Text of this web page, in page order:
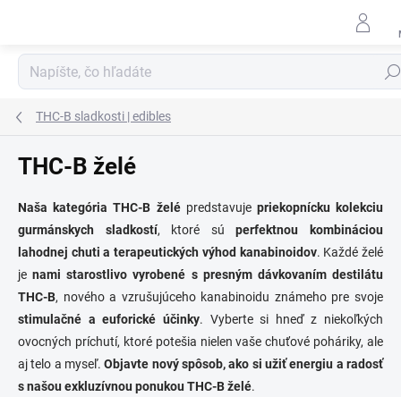
THC-B sladkosti | edibles
THC-B želé
Naša kategória THC-B želépredstavuje priekopnícku kolekciu
gurmánskych sladkostí, ktoré súperfektnou kombináciou
lahodnej chuti a terapeutických výhod kanabinoidov. Každé želé
jenami starostlivo vyrobené s presným dávkovaním destilátu
THC-B, nového a vzrušujúceho kanabinoidu známeho pre svoje
stimulačné a euforické účinky. Vyberte si hneď z niekoľkých
ovocných príchutí, ktoré potešia nielen vaše chuťové poháriky, ale
aj telo a myseľ.Objavte nový spôsob, ako si užiť energiu a radosť
s našou exkluzívnou ponukou THC-B želé.